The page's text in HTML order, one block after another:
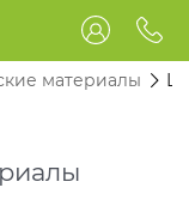
материалы